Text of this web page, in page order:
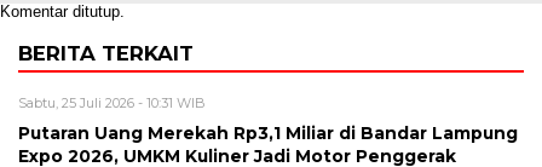
Komentar ditutup.
BERITA TERKAIT
Sabtu, 25 Juli 2026 - 10:31 WIB
Putaran Uang Merekah Rp3,1 Miliar di Bandar Lampung
Expo 2026, UMKM Kuliner Jadi Motor Penggerak